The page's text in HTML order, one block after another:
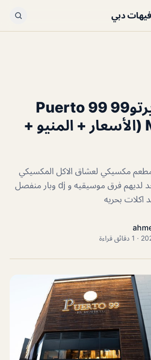
دبي
مطعم بويرتو99 Puerto 99
Mexican (الأسعار + المنيو +
بويرتو99 مطعم مكسيكي لعشاق الاكل المكسيكي
الديكور رائع ويوجد لديهم فرق موسيقيه و dj وبار منفصل
اكلات بحريه